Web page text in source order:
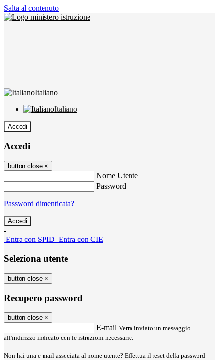
Salta al contenuto
Italiano
Italiano
Accedi
Accedi
button close ×
Nome Utente
Password
Password dimenticata?
-
Entra con SPID Entra con CIE
Seleziona utente
button close ×
Recupero password
button close ×
E-mail Verrà inviato un messaggio
all'indirizzo indicato con le istruzioni necessarie.
Non hai una e-mail associata al nome utente? Effettua il reset della password